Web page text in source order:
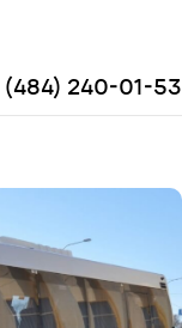
(484) 240-01-53
Foxbus
в